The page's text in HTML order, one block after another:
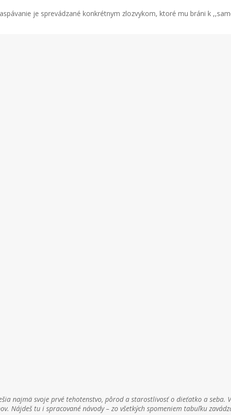
je sprevádzané konkrétnym zlozvykom, ktoré mu bráni k
najmä svoje prvé tehotenstvo, pôrod a starostlivosť o dieťatko a seba.
Nájdeš tu i spracované návody – zo všetkých spomeniem tabuľku